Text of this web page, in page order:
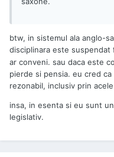
btw, in sistemul ala anglo-
disciplinara este suspendat
ar conveni. sau daca este
pierde si pensia. eu cred
rezonabil, inclusiv prin
insa, in esenta si eu sunt
legislativ.